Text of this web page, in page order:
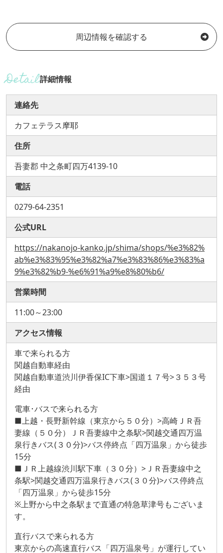
周辺情報を確認する
詳細情報
連絡先
カフェテラス摩耶
住所
吾妻郡 中之条町四万4139-10
電話
0279-64-2351
公式URL
https://nakanojo-kanko.jp/shima/shops/%e3%82%
ab%e3%83%95%e3%82%a7%e3%83%86%e3%83%a
9%e3%82%b9-%e6%91%a9%e8%80%b6/
営業時間
11:00～23:00
アクセス情報
車で来られる方
関越自動車経由
関越自動車道渋川伊香保IC下車>国道１７号>３５３号
経由
電車･バスで来られる方
■上越・長野新幹線（東京から５０分）>高崎ＪＲ吾
妻線（５０分）ＪＲ吾妻線中之条駅>関越交通四万温
泉行きバス(３０分)>バス停終点「四万温泉」から徒歩
15分
■ＪＲ上越線渋川駅下車（３０分）>ＪＲ吾妻線中之
条駅>関越交通四万温泉行きバス(３０分)>バス停終点
「四万温泉」から徒歩15分
※上野から中之条駅まで直通の特急草津号もございま
す。
直行バスで来られる方
東京からの高速直行バス「四万温泉号」が運行してい